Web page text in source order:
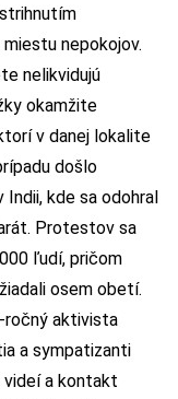
nepokojov.
nelikvidujú
okamžite
v danej lokalite
došlo
kde sa odohral
Protestov sa
ľudí, pričom
osem obetí.
ročný aktivista
a sympatizanti
videí a kontakt